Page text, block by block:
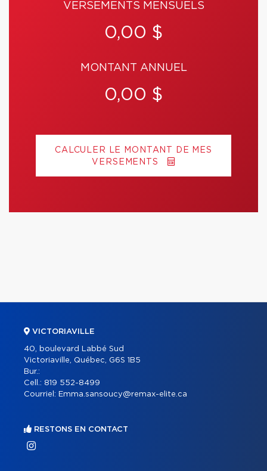
VERSEMENTS MENSUELS
0,00 $
MONTANT ANNUEL
0,00 $
CALCULER LE MONTANT DE MES
VERSEMENTS
VICTORIAVILLE
40, boulevard Labbé Sud
Victoriaville, Québec, G6S 1B5
Bur.:
Cell.: 819 552-8499
Courriel: Emma.sansoucy@remax-elite.ca
RESTONS EN CONTACT